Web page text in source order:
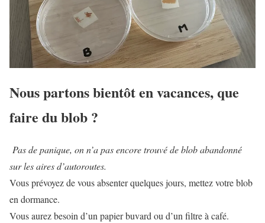
Nous partons bientôt en vacances, que
faire du blob ?
Pas de panique, on n’a pas encore trouvé de blob abandonné
sur les aires d’autoroutes.
Vous prévoyez de vous absenter quelques jours, mettez votre blob
en dormance.
Vous aurez besoin d’un papier buvard ou d’un filtre à café.